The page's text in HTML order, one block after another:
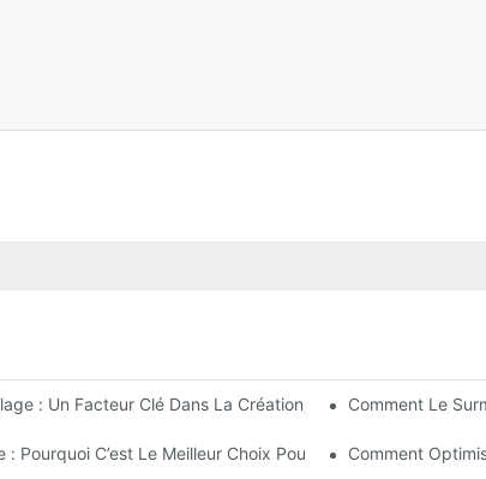
: Un Facteur Clé Dans La Création De Pièces Robustes
Comment Le
: Pourquoi C’est Le Meilleur Choix Pour Les Biens De
Comment